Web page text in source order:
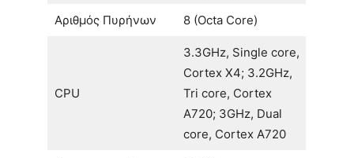
Αριθμός Πυρήνων 8 (Octa Core)
CPU
3.3GHz, Single core,
Cortex X4; 3.2GHz,
Tri core, Cortex
A720; 3GHz, Dual
core, Cortex A720